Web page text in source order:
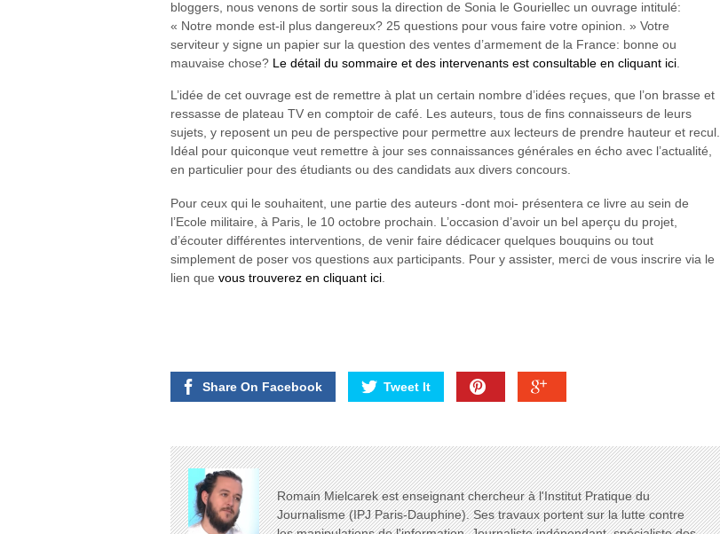
bloggers, nous venons de sortir sous la direction de Sonia le Gouriellec un ouvrage intitulé:
« Notre monde est-il plus dangereux? 25 questions pour vous faire votre opinion. » Votre
serviteur y signe un papier sur la question des ventes d’armement de la France: bonne ou
mauvaise chose? Le détail du sommaire et des intervenants est consultable en cliquant ici
L’idée de cet ouvrage est de remettre à plat un certain nombre d’idées reçues, que l’on brasse et
ressasse de plateau TV en comptoir de café. Les auteurs, tous de fins connaisseurs de leurs
sujets, y reposent un peu de perspective pour permettre aux lecteurs de prendre hauteur et recul.
Idéal pour quiconque veut remettre à jour ses connaissances générales en écho avec l’actualité,
en particulier pour des étudiants ou des candidats aux divers concours.
Pour ceux qui le souhaitent, une partie des auteurs -dont moi- présentera ce livre au sein de
l’Ecole militaire, à Paris, le 10 octobre prochain. L’occasion d’avoir un bel aperçu du projet,
d’écouter différentes interventions, de venir faire dédicacer quelques bouquins ou tout
simplement de poser vos questions aux participants. Pour y assister, merci de vous inscrire via le
lien que vous trouverez en cliquant ici
Share On Facebook Tweet It
Romain Mielcarek est enseignant chercheur à l'Institut Pratique du
Journalisme (IPJ Paris-Dauphine). Ses travaux portent sur la lutte contre